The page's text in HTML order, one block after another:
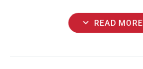
expand_more READ MORE